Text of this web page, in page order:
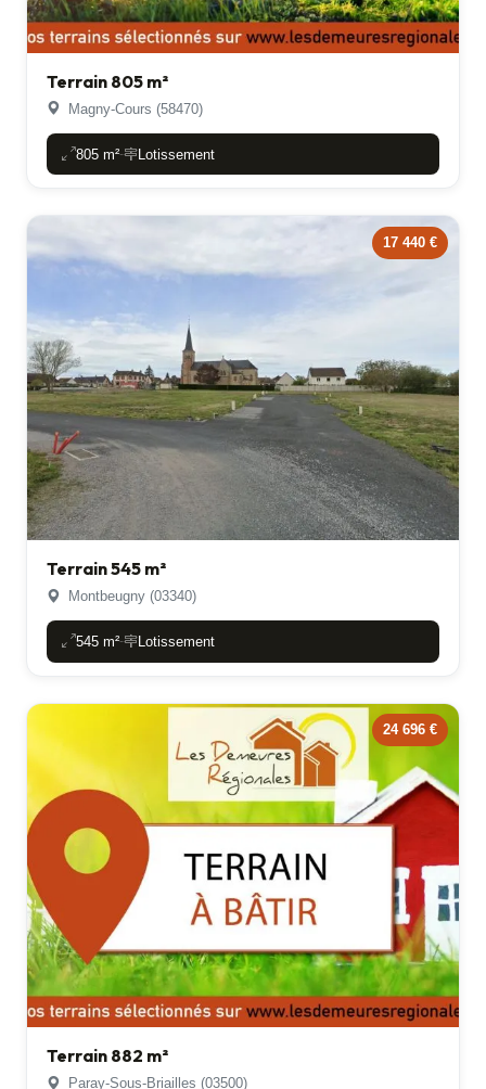
Terrain 805 m²
Magny-Cours (58470)
805 m²- Lotissement
17 440 €
Terrain 545 m²
Montbeugny (03340)
545 m²- Lotissement
24 696 €
Terrain 882 m²
Paray-Sous-Briailles (03500)